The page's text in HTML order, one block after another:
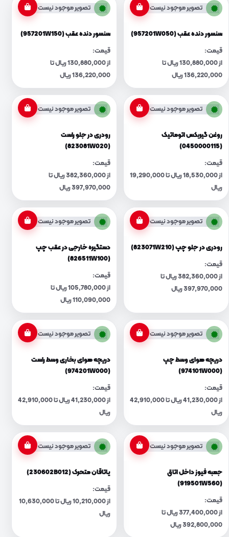
تصویر موجود نیست
سنسور دنده عقب (957201W050)
قیمت:
از 130,880,000 ریال تا
136,220,000 ریال
تصویر موجود نیست
سنسور دنده عقب (957201W150)
قیمت:
از 130,880,000 ریال تا
136,220,000 ریال
تصویر موجود نیست
روغن گیربکس اتوماتیک
(0450000115)
قیمت:
از 18,530,000 ریال تا 19,290,000
ریال
تصویر موجود نیست
رودری در جلو راست
(823081W020)
قیمت:
از 382,360,000 ریال تا
397,970,000 ریال
تصویر موجود نیست
رودری در جلو چپ (823071W210)
قیمت:
از 382,360,000 ریال تا
397,970,000 ریال
تصویر موجود نیست
دستگیره خارجی در عقب چپ
(826511W100)
قیمت:
از 105,780,000 ریال تا
110,090,000 ریال
تصویر موجود نیست
دریچه هوای وسط چپ
(974101W000)
قیمت:
از 41,230,000 ریال تا 42,910,000
ریال
تصویر موجود نیست
دریچه هوای بخاری وسط راست
(974201W000)
قیمت:
از 41,230,000 ریال تا 42,910,000
ریال
تصویر موجود نیست
جعبه فیوز داخل اتاق
(919501W560)
قیمت:
از 377,400,000 ریال تا
392,800,000 ریال
تصویر موجود نیست
یاتاقان متحرک (230602B012)
قیمت:
از 10,210,000 ریال تا 10,630,000
ریال